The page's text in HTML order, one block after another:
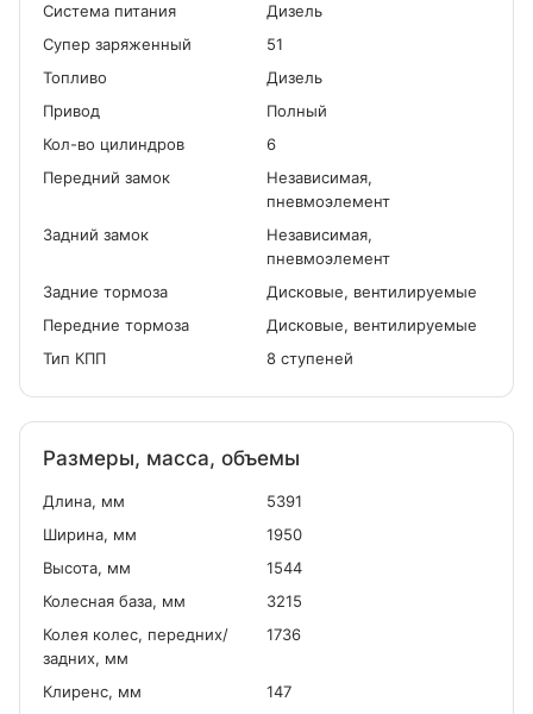
Система питания
Дизель
Cупер заряженный
51
Топливо
Дизель
Привод
Полный
Кол-во цилиндров
6
Передний замок
Независимая,
пневмоэлемент
Задний замок
Независимая,
пневмоэлемент
Задние тормоза
Дисковые, вентилируемые
Передние тормоза
Дисковые, вентилируемые
Тип КПП
8 ступеней
Размеры, масса, объемы
Длина, мм
5391
Ширина, мм
1950
Высота, мм
1544
Колесная база, мм
3215
Колея колес, передних/
задних, мм
1736
Клиренс, мм
147